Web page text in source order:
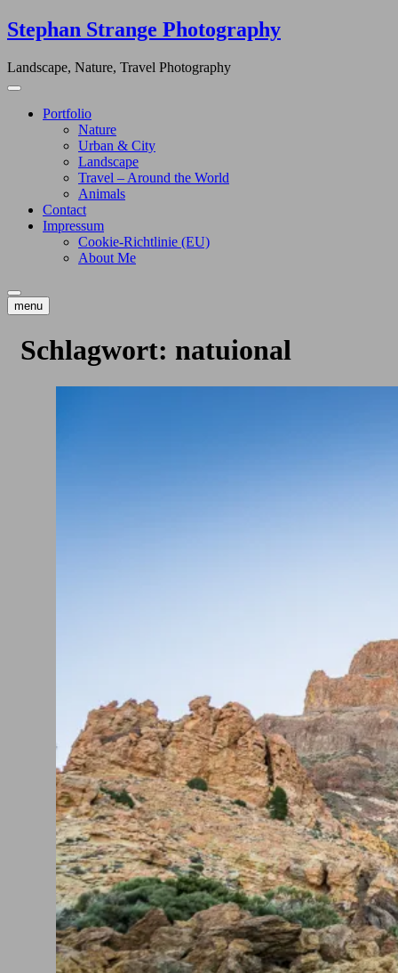
Skip
to
Stephan Strange Photography
Landscape, Nature, Travel Photography
Portfolio
Nature
Urban & City
Landscape
Travel – Around the World
Animals
Contact
Impressum
Cookie-Richtlinie (EU)
About Me
menu
Schlagwort: natuional